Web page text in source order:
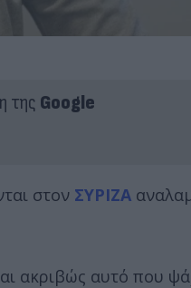
της Google
στον ΣΥΡΙΖΑ
ακριβώς αυτό που